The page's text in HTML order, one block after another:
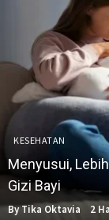
KESEHATAN
Menyusui,
Gizi Bayi
By Tika Oktavia 2